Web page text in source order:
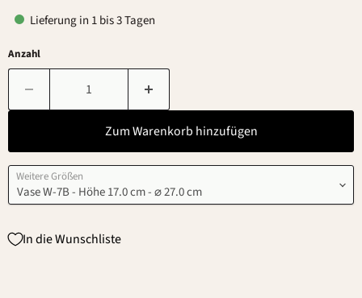
Lieferung in 1 bis 3 Tagen
Anzahl
Zum Warenkorb hinzufügen
Weitere Größen
In die Wunschliste